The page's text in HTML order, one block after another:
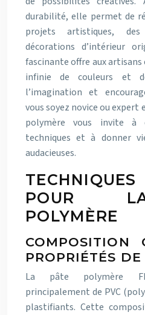
durabilité, elle permet de
projets artistiques,
décorations d’intérieur
fascinante offre aux
infinie de couleurs et
l’imagination et
vous soyez novice ou
polymère vous invite à
techniques et à donner
audacieuses.
POUR
POLYMÈRE
COMPOSITION
PROPRIÉTÉS
La pâte polymère
principalement de PVC
plastifiants. Cette